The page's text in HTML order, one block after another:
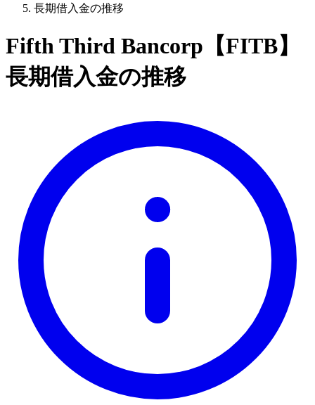
長期借入金の推移
Fifth Third Bancorp【FITB】
長期借入金の推移